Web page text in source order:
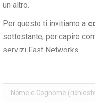
un altro.
Per questo ti invitiamo a
sottostante, per capire
servizi Fast Networks.